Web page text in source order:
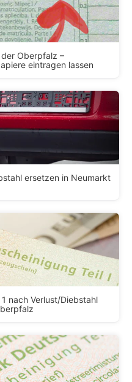
Oberpfalz –
eintragen lassen
ersetzen in Neumarkt
nach Verlust/Diebstahl